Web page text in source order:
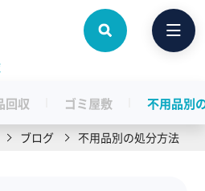
回収 ゴミ屋敷 不用品別
ブログ 不用品別の処分方法